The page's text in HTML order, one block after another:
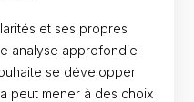
et ses propres
analyse approfondie
se développer
peut mener à des choix